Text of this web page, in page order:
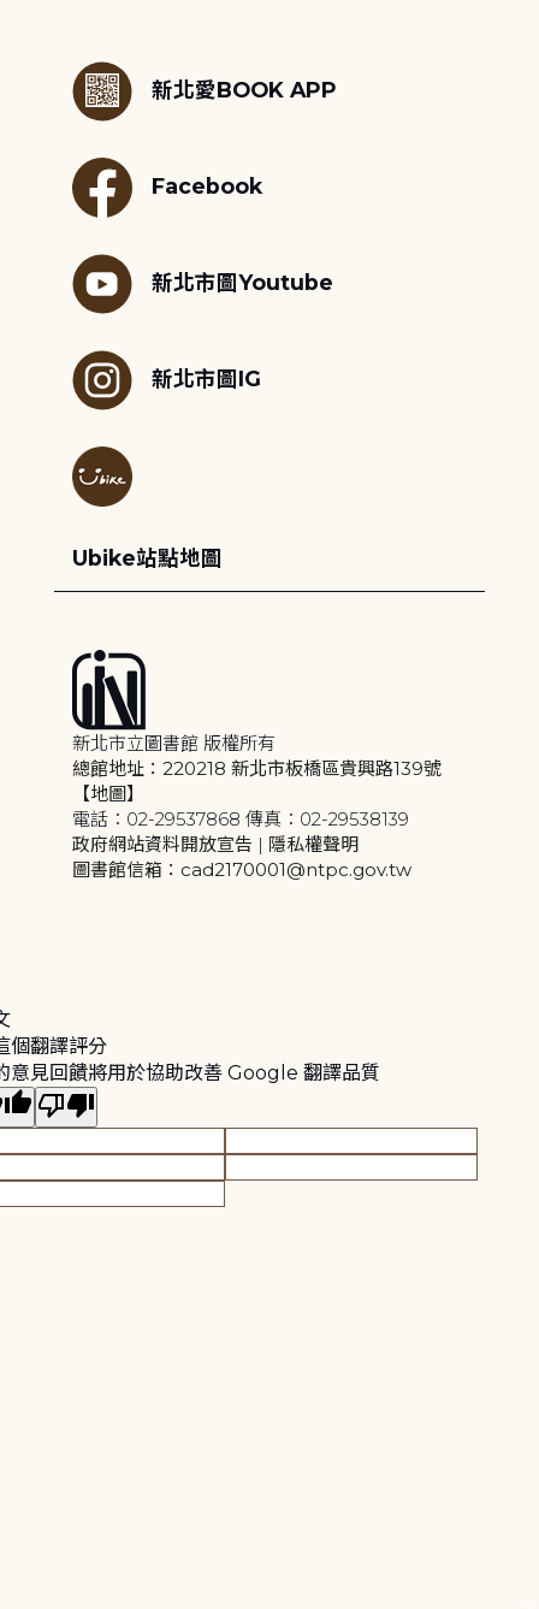
新北愛BOOK APP
Facebook
新北市圖Youtube
新北市圖IG
Ubike站點地圖
新北市立圖書館 版權所有
總館地址：220218 新北市板橋區貴興路139號
【地圖】
電話：02-29537868 傳真：02-29538139
政府網站資料開放宣告 | 隱私權聲明
圖書館信箱：cad2170001@ntpc.gov.tw
個翻譯評分
意見回饋將用於協助改善 Google 翻譯品質